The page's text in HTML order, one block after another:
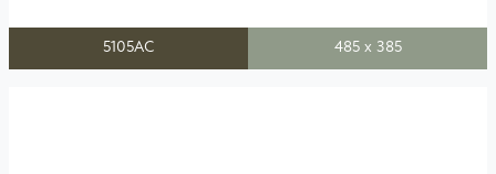
5105AC 485 x 385